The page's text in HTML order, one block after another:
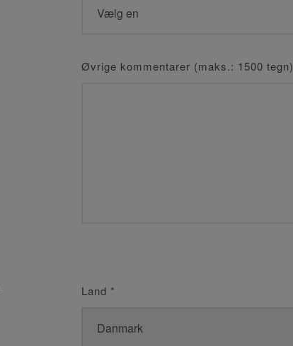
Øvrige kommentarer (maks.: 1500 tegn)
Land *